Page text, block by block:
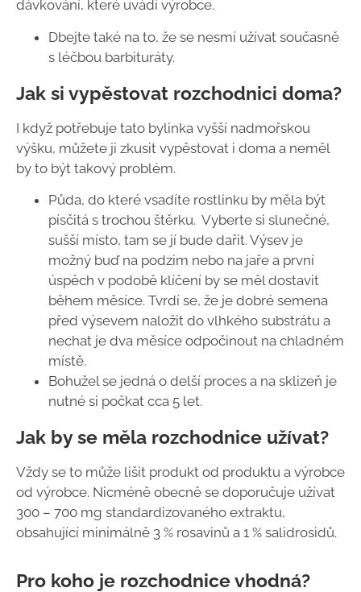
dávkování, které uvádí výrobce.
Dbejte také na to, že se nesmí užívat současně
s léčbou barbituráty.
Jak si vypěstovat rozchodnici doma?
I když potřebuje tato bylinka vyšší nadmořskou
výšku, můžete ji zkusit vypěstovat i doma a neměl
by to být takový problém.
Půda, do které vsadíte rostlinku by měla být
písčitá s trochou štěrku. Vyberte si slunečné,
sušší místo, tam se jí bude dařit. Výsev je
možný buď na podzim nebo na jaře a první
úspěch v podobě klíčení by se měl dostavit
během měsíce. Tvrdí se, že je dobré semena
před výsevem naložit do vlhkého substrátu a
nechat je dva měsíce odpočinout na chladném
místě.
Bohužel se jedná o delší proces a na sklizeň je
nutné si počkat cca 5 let.
Jak by se měla rozchodnice užívat?
Vždy se to může lišit produkt od produktu a výrobce
od výrobce. Nicméně obecně se doporučuje užívat
300 – 700 mg standardizovaného extraktu,
obsahující minimálně 3 % rosavinů a 1 % salidrosidů.
Pro koho je rozchodnice vhodná?